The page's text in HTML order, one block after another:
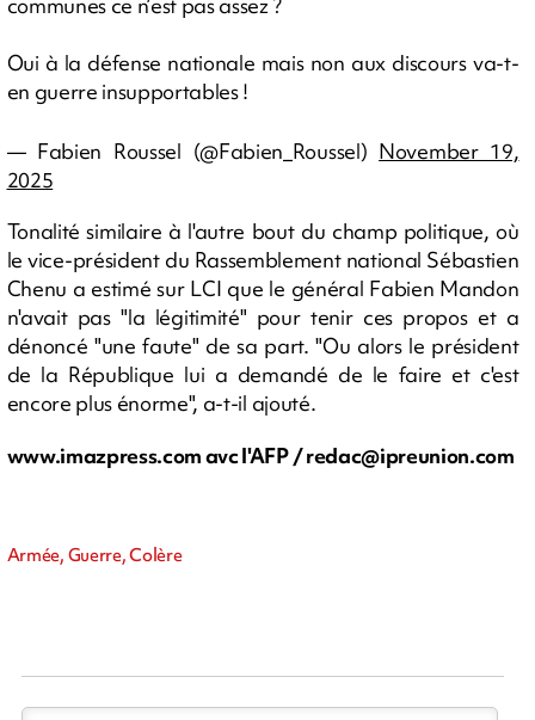
communes ce n’est pas assez ?
Oui à la défense nationale mais non aux discours va-t-
en guerre insupportables !
— Fabien Roussel (@Fabien_Roussel) November 19,
2025
Tonalité similaire à l'autre bout du champ politique, où
le vice-président du Rassemblement national Sébastien
Chenu a estimé sur LCI que le général Fabien Mandon
n'avait pas "la légitimité" pour tenir ces propos et a
dénoncé "une faute" de sa part. "Ou alors le président
de la République lui a demandé de le faire et c'est
encore plus énorme", a-t-il ajouté.
www.imazpress.com avc l'AFP /redac@ipreunion.com
Armée, Guerre, Colère